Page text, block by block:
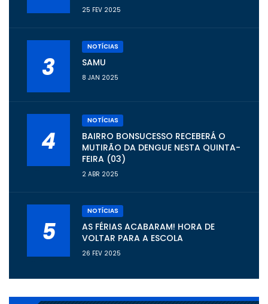
25 FEV 2025
3
NOTÍCIAS
SAMU
8 JAN 2025
4
NOTÍCIAS
BAIRRO BONSUCESSO RECEBERÁ O
MUTIRÃO DA DENGUE NESTA QUINTA-
FEIRA (03)
2 ABR 2025
5
NOTÍCIAS
AS FÉRIAS ACABARAM! HORA DE
VOLTAR PARA A ESCOLA
26 FEV 2025